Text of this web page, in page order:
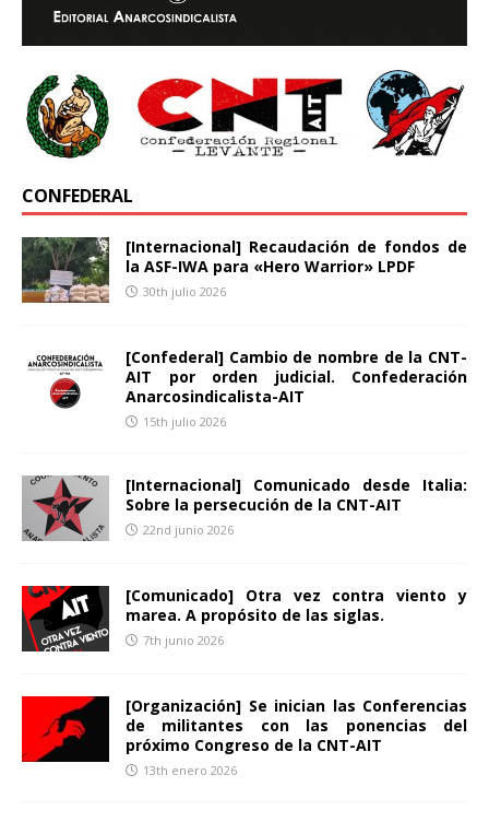
CONFEDERAL
[Internacional] Recaudación de fondos de
la ASF-IWA para «Hero Warrior» LPDF
30th julio 2026
[Confederal] Cambio de nombre de la CNT-
AIT por orden judicial. Confederación
Anarcosindicalista-AIT
15th julio 2026
[Internacional] Comunicado desde Italia:
Sobre la persecución de la CNT-AIT
22nd junio 2026
[Comunicado] Otra vez contra viento y
marea. A propósito de las siglas.
7th junio 2026
[Organización] Se inician las Conferencias
de militantes con las ponencias del
próximo Congreso de la CNT-AIT
13th enero 2026